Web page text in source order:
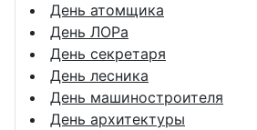
День атомщика
День ЛОРа
День секретаря
День лесника
День машиностроителя
День архитектуры